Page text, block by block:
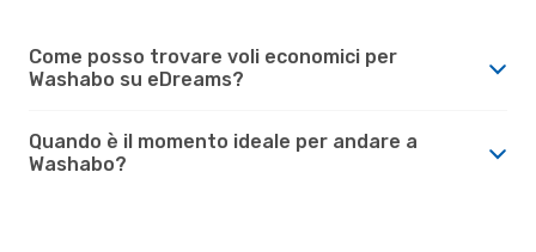
Come posso trovare voli economici per
Washabo su eDreams?
Quando è il momento ideale per andare a
Washabo?